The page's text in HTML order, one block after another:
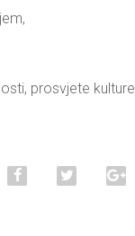
prosvjete